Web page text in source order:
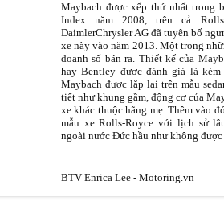
Maybach được xếp thứ nhất trong
Index năm 2008, trên cả
DaimlerChrysler AG đã tuyên bố
xe này vào năm 2013. Một trong
doanh số bán ra. Thiết kế của
hay Bentley được đánh giá là
Maybach được lặp lại trên mẫu
tiết như khung gầm, động cơ của
xe khác thuộc hãng mẹ. Thêm vào
mẫu xe Rolls-Royce với lịch sử
ngoài nước Đức hầu như không
BTV Enrica Lee - Motoring.vn